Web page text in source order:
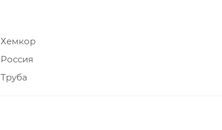
Хемкор
Россия
Труба